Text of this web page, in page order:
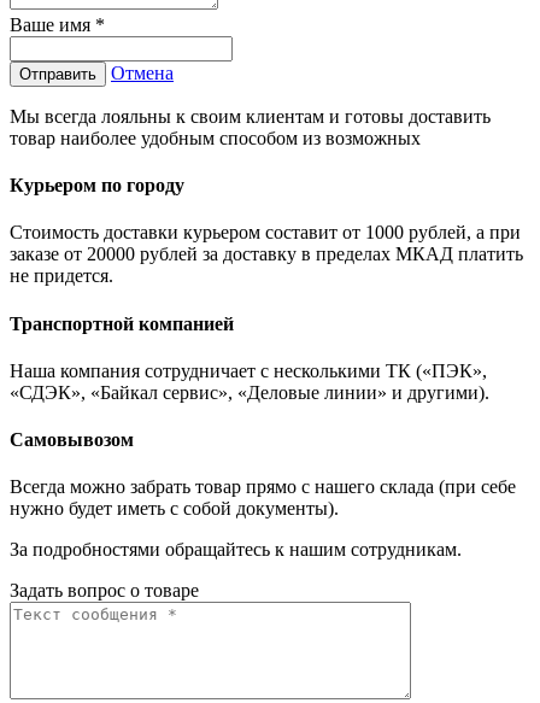
Ваше имя *
Отправить Отмена
Мы всегда лояльны к своим клиентам и готовы доставить
товар наиболее удобным способом из возможных
Курьером по городу
Стоимость доставки курьером составит от 1000 рублей, а при
заказе от 20000 рублей за доставку в пределах МКАД платить
не придется.
Транспортной компанией
Наша компания сотрудничает с несколькими ТК («ПЭК»,
«СДЭК», «Байкал сервис», «Деловые линии» и другими).
Самовывозом
Всегда можно забрать товар прямо с нашего склада (при себе
нужно будет иметь с собой документы).
За подробностями обращайтесь к нашим сотрудникам.
Задать вопрос о товаре